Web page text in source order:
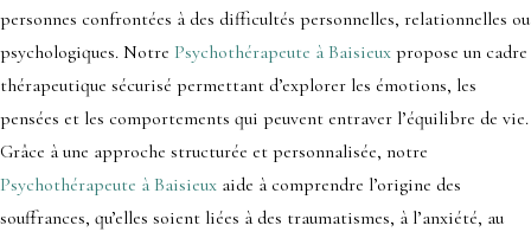
personnes confrontées à des difficultés personnelles, relationnelles ou
psychologiques. Notre Psychothérapeute à Baisieux propose un cadre
thérapeutique sécurisé permettant d’explorer les émotions, les
pensées et les comportements qui peuvent entraver l’équilibre de vie.
Grâce à une approche structurée et personnalisée, notre
Psychothérapeute à Baisieux aide à comprendre l’origine des
souffrances, qu’elles soient liées à des traumatismes, à l’anxiété, au